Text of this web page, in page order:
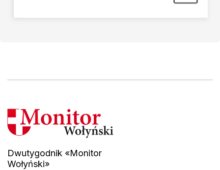
Dwutygodnik «Monitor
Wołyński»